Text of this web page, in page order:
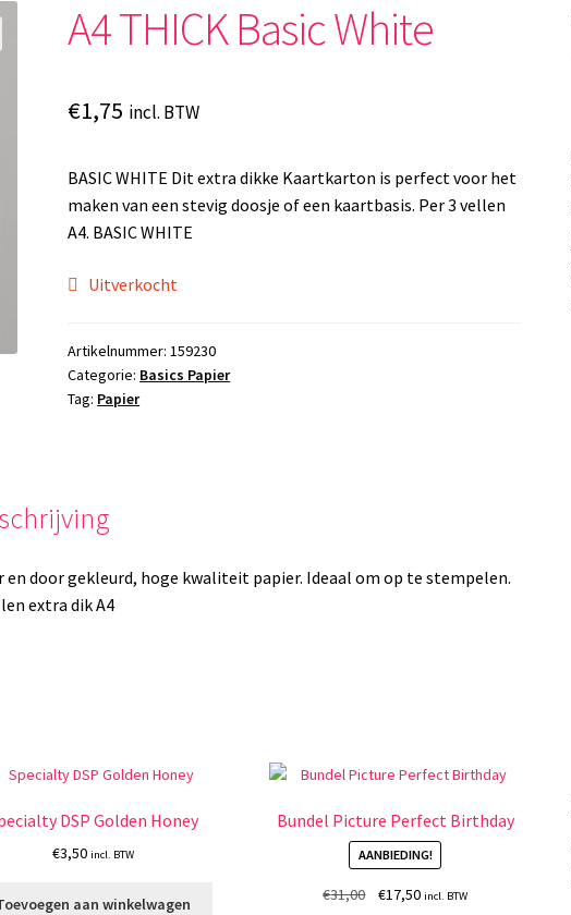
A4 THICK Basic White
€1,75 incl. BTW
BASIC WHITE Dit extra dikke Kaartkarton is perfect voor het
maken van een stevig doosje of een kaartbasis. Per 3 vellen
A4. BASIC WHITE
Uitverkocht
Artikelnummer:159230
Categorie: Basics Papier
Tag: Papier
en door gekleurd, hoge kwaliteit papier. Ideaal om op te stempelen.
extra dik A4
DSP Golden Honey
€3,50 incl. BTW
aan winkelwagen
Bundel Picture Perfect Birthday
AANBIEDING!
€31,00
Oorspronkelijke
€17,50Huidige
incl. BTW